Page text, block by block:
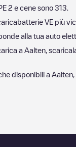
2 e cene sono 313
VE più
alla tua auto
a Aalten ,
disponibili a Aalten